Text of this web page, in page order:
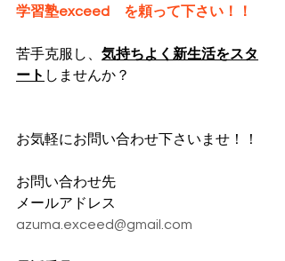
学習塾exceed　を頼って下さい！！
苦手克服し、 気持ちよく新生活をスタ
ート しませんか？
お気軽にお問い合わせ下さいませ！！
お問い合わせ先
メールアドレス
azuma.exceed@gmail.com